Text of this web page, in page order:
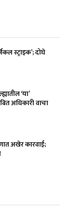
स्ट्राइक’; दोघे
‘या’
अधिकारी वाचा
अखेर कारवाई;